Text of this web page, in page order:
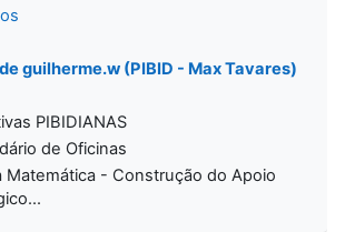
guilherme.w (PIBID - Max Tavares)
PIBIDIANAS
de Oficinas
Matemática - Construção do Apoio